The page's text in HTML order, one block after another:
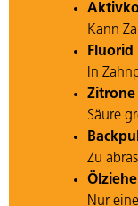
Kann
Fluorid
In
Zitrone
Säure
Zu
Nur